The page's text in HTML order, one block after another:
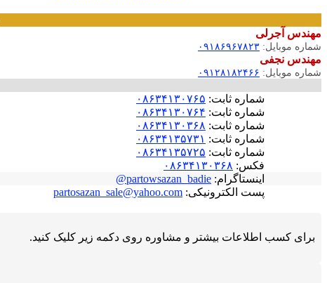
مهندس آجرلی
شماره موبایل: ۰۹۱۸۶۹۶۷۸۲۳
مهندس نجفی
شماره موبایل: ۰۹۱۲۸۱۸۲۴۶۶
شماره ثابت: ۰۸۶۳۴۱۳۰۷۶۵
شماره ثابت: ۰۸۶۳۴۱۳۰۷۶۴
شماره ثابت: ۰۸۶۳۴۱۳۰۳۶۸
شماره ثابت: ۰۸۶۳۴۱۳۵۷۳۱
شماره ثابت: ۰۸۶۳۴۱۳۵۷۲۵
فکس: ۰۸۶۳۴۱۳۰۳۶۸
اینستاگرام: partowsazan_badie@
پست الکترونیکی: partosazan_sale@yahoo.com
برای کسب اطلاعات بیشتر و مشاوره روی دکمه زیر کلیک کنید.